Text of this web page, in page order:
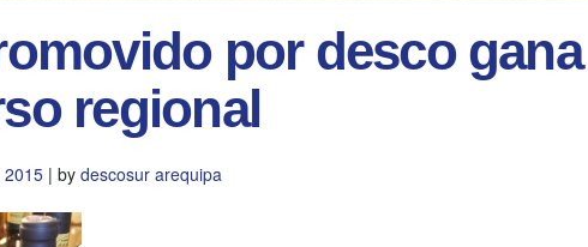
por desco gana
regional
2015 | by descosur arequipa